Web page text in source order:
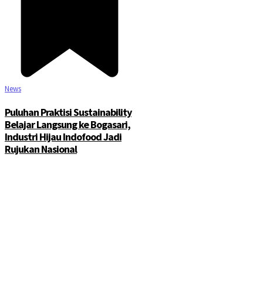
News
Puluhan Praktisi Sustainability
Belajar Langsung ke Bogasari,
Industri Hijau Indofood Jadi
Rujukan Nasional